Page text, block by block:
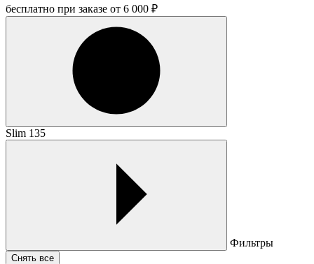
бесплатно при заказе от 6 000 ₽
Slim 135
Фильтры
Снять все